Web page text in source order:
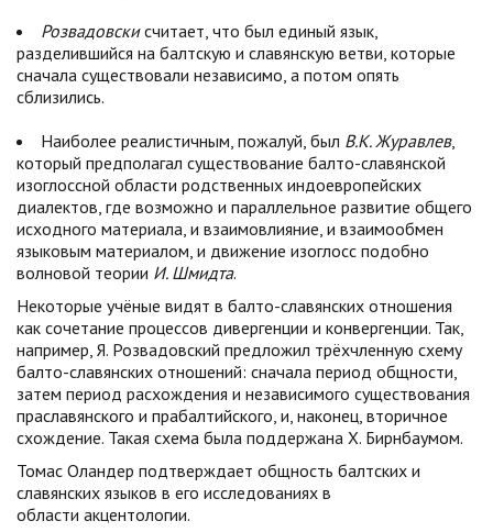
Розвадовскисчитает, что был единый язык,
разделившийся на балтскую и славянскую ветви, которые
сначала существовали независимо, а потом опять
сблизились.
Наиболее реалистичным, пожалуй, был В.К. Журавлев,
который предполагал существование балто-славянской
изоглоссной области родственных индоевропейских
диалектов, где возможно и параллельное развитие общего
исходного материала, и взаимовлияние, и взаимообмен
языковым материалом, и движение изоглосс подобно
волновой теории И. Шмидта.
Некоторые учёные видят в балто-славянских отношения
как сочетание процессов дивергенции и конвергенции. Так,
например, Я. Розвадовский предложил трёхчленную схему
балто-славянских отношений: сначала период общности,
затем период расхождения и независимого существования
праславянского и прабалтийского, и, наконец, вторичное
схождение. Такая схема была поддержана Х. Бирнбаумом.
Томас Оландер подтверждает общность балтских и
славянских языков в его исследованиях в
области акцентологии.